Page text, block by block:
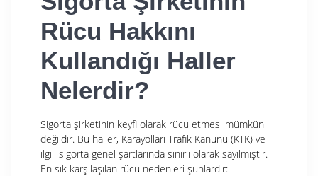
Rücu Hakkını
Kullandığı Haller
Nelerdir?
Sigorta şirketinin keyfi olarak rücu etmesi mümkün
değildir. Bu haller, Karayolları Trafik Kanunu (KTK) ve
ilgili sigorta genel şartlarında sınırlı olarak sayılmıştır.
En sık karşılaşılan rücu nedenleri şunlardır: